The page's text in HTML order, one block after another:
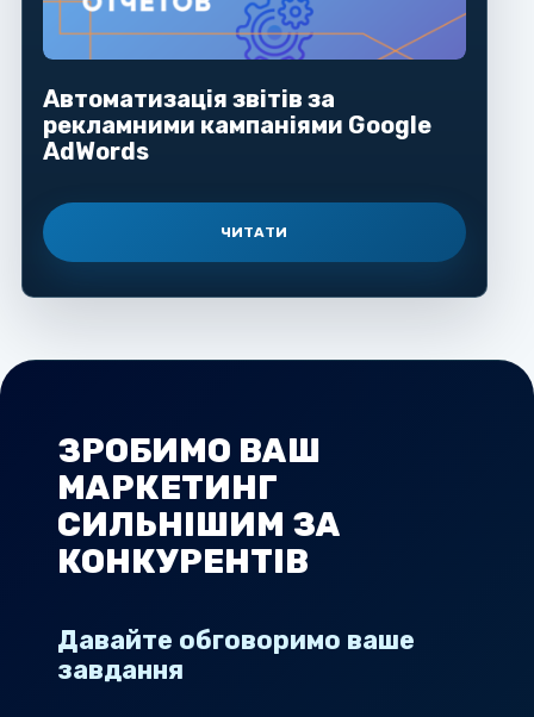
Автоматизація звітів за
рекламними кампаніями Google
AdWords
ЧИТАТИ
ЗРОБИМО ВАШ
МАРКЕТИНГ
СИЛЬНІШИМ ЗА
КОНКУРЕНТІВ
Давайте обговоримо ваше
завдання